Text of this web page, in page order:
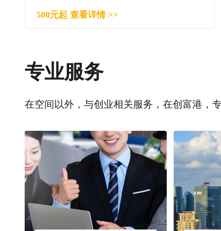
500元起 查看详情 >>
专业服务
在空间以外，与创业相关服务，在创富港，